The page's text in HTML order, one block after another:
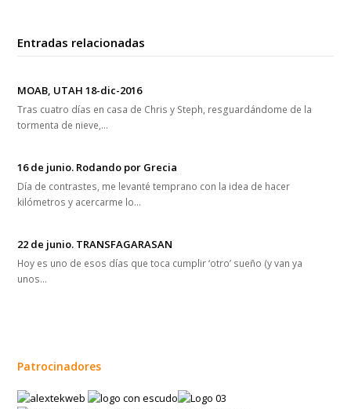
Entradas relacionadas
MOAB, UTAH 18-dic-2016
Tras cuatro días en casa de Chris y Steph, resguardándome de la
tormenta de nieve,…
16 de junio. Rodando por Grecia
Día de contrastes, me levanté temprano con la idea de hacer
kilómetros y acercarme lo…
22 de junio. TRANSFAGARASAN
Hoy es uno de esos días que toca cumplir ‘otro’ sueño (y van ya
unos…
Patrocinadores